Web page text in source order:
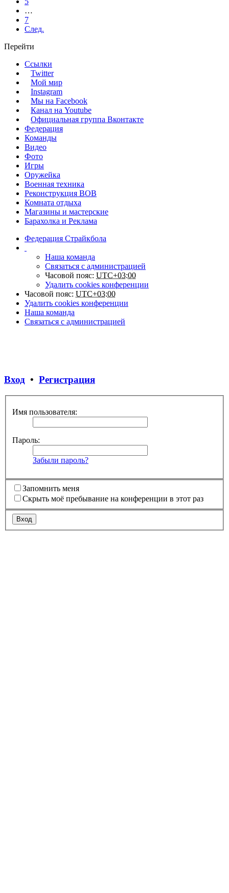
…
7
След.
Перейти
Ссылки
Twitter
Мой мир
Instagram
Мы на Facebook
Канал на Youtube
Официальная группа Вконтакте
Федерация
Команды
Видео
Фото
Игры
Оружейка
Военная техника
Реконструкция ВОВ
Комната отдыха
Магазины и мастерские
Барахолка и Реклама
Федерация Страйкбола
Наша команда
Связаться с администрацией
Часовой пояс: UTC+03:00
Удалить cookies конференции
Часовой пояс: UTC+03:00
Удалить cookies конференции
Наша команда
Связаться с администрацией
Вход • Регистрация
Имя пользователя:
Пароль:
Забыли пароль?
Запомнить меня
Скрыть моё пребывание на конференции в этот раз